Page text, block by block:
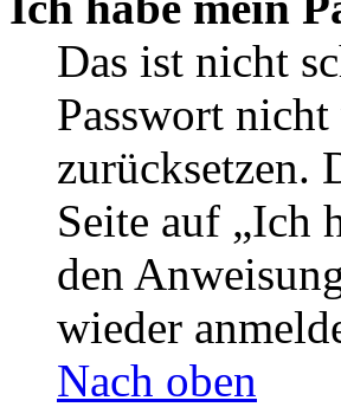
Das ist nicht
Passwort
zurücksetzen.
Seite auf „Ich
den
wieder
Nach oben